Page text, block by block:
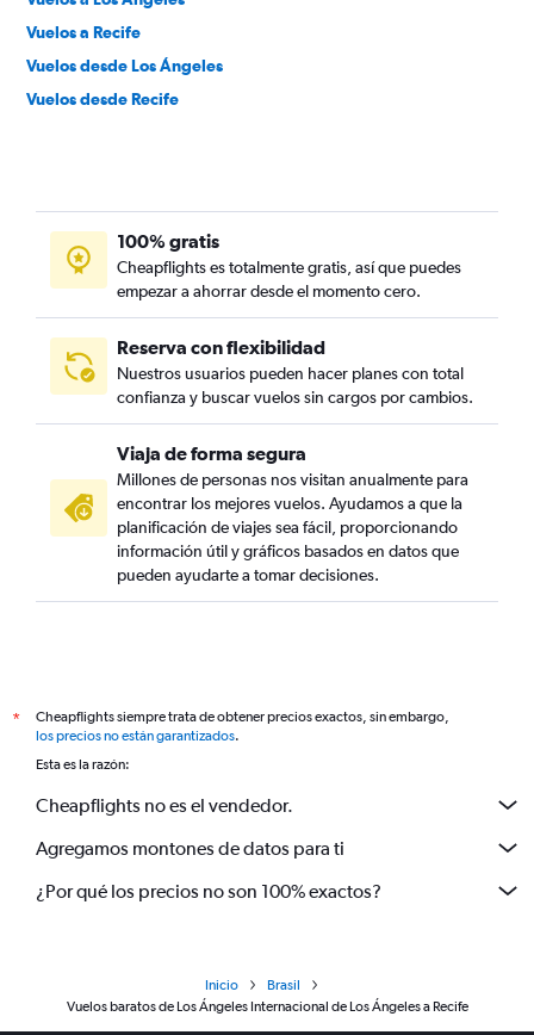
Vuelos a Recife
Vuelos desde Los Ángeles
Vuelos desde Recife
100% gratis
Cheapflights es totalmente gratis, así que puedes
empezar a ahorrar desde el momento cero.
Reserva con flexibilidad
Nuestros usuarios pueden hacer planes con total
confianza y buscar vuelos sin cargos por cambios.
Viaja de forma segura
Millones de personas nos visitan anualmente para
encontrar los mejores vuelos. Ayudamos a que la
planificación de viajes sea fácil, proporcionando
información útil y gráficos basados en datos que
pueden ayudarte a tomar decisiones.
*
Cheapflights siempre trata de obtener precios exactos, sin embargo,
los precios no están garantizados.
Esta es la razón:
Cheapflights no es el vendedor.
Agregamos montones de datos para ti
¿Por qué los precios no son 100% exactos?
Inicio
Brasil
Vuelos baratos de Los Ángeles Internacional de Los Ángeles a Recife